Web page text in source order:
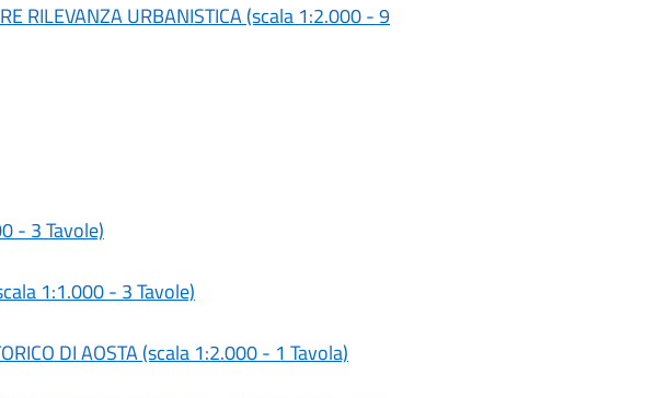
RILEVANZA URBANISTICA (scala 1:2.000 - 9
- 3 Tavole)
1:1.000 - 3 Tavole)
DI AOSTA (scala 1:2.000 - 1 Tavola)